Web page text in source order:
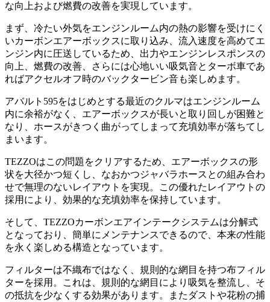
な向上および燃費の改善を実現しています。
まず、冷たい外気をエンジンルーム内の熱の影響を受けにく
いカーボンエアーボックスに取り込み、流入速度を高めてエ
ンジン内に圧送しているため、出力やエンジンレスポンスの
向上、燃費の改善、さらには心地いい吸気音とターボ車であ
ればアクセルオフ時のバックタービン音も楽しめます。
アバルト595をはじめとする最近のクルマはエンジンルーム
内に余裕がなく、エアーボックスが長いと取り回しが困難と
なり、ホースがきつく曲がってしまって充填効率が落ちてし
まいます。
TEZZOはこの問題をクリアするため、エアーボックスの形
状を大径かつ短くし、なおかつジャバラホースとの組み合わ
せで無理のないレイアウトを実現。この優れたレイアウトの
採用により、効果的な充填効率を保持しています。
そして、TEZZOカーボンエアインテークシステムは分解式
となっており、簡単にメンテナンスできるので、本来の性能
を永く楽しめる構造となっています。
フィルターは不織布ではなく、規則的な網目を持つ布フィル
ターを採用。これは、規則的な網目により吸気を整流し、そ
の抵抗を少なくする効果があります。またダストや花粉の捕